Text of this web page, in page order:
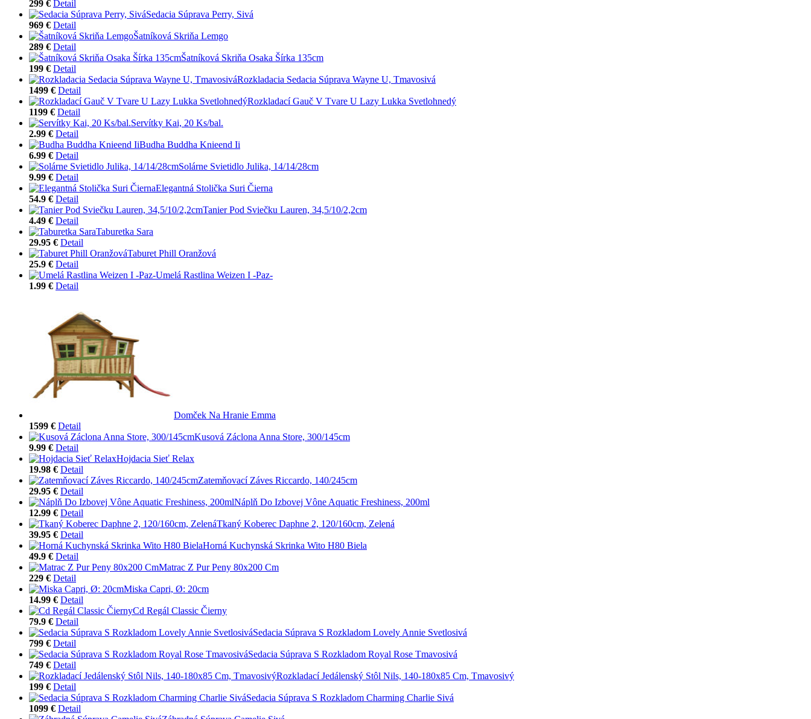
299 € Detail
Sedacia Súprava Perry, Sivá
969 € Detail
Šatníková Skriňa Lemgo
289 € Detail
Šatníková Skriňa Osaka Šírka 135cm
199 € Detail
Rozkladacia Sedacia Súprava Wayne U, Tmavosivá
1499 € Detail
Rozkladací Gauč V Tvare U Lazy Lukka Svetlohnedý
1199 € Detail
Servítky Kai, 20 Ks/bal.
2.99 € Detail
Budha Buddha Knieend Ii
6.99 € Detail
Solárne Svietidlo Julika, 14/14/28cm
9.99 € Detail
Elegantná Stolička Suri Čierna
54.9 € Detail
Tanier Pod Sviečku Lauren, 34,5/10/2,2cm
4.49 € Detail
Taburetka Sara
29.95 € Detail
Taburet Phill Oranžová
25.9 € Detail
Umelá Rastlina Weizen I -Paz-
1.99 € Detail
Domček Na Hranie Emma
1599 € Detail
Kusová Záclona Anna Store, 300/145cm
9.99 € Detail
Hojdacia Sieť Relax
19.98 € Detail
Zatemňovací Záves Riccardo, 140/245cm
29.95 € Detail
Náplň Do Izbovej Vône Aquatic Freshiness, 200ml
12.99 € Detail
Tkaný Koberec Daphne 2, 120/160cm, Zelená
39.95 € Detail
Horná Kuchynská Skrinka Wito H80 Biela
49.9 € Detail
Matrac Z Pur Peny 80x200 Cm
229 € Detail
Miska Capri, Ø: 20cm
14.99 € Detail
Cd Regál Classic Čierny
79.9 € Detail
Sedacia Súprava S Rozkladom Lovely Annie Svetlosivá
799 € Detail
Sedacia Súprava S Rozkladom Royal Rose Tmavosivá
749 € Detail
Rozkladací Jedálenský Stôl Nils, 140-180x85 Cm, Tmavosivý
199 € Detail
Sedacia Súprava S Rozkladom Charming Charlie Sivá
1099 € Detail